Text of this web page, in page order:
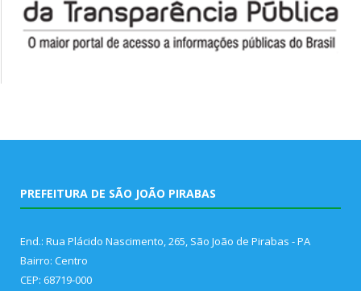
PREFEITURA DE SÃO JOÃO PIRABAS
End.: Rua Plácido Nascimento, 265, São João de Pirabas - PA
Bairro: Centro
CEP: 68719-000